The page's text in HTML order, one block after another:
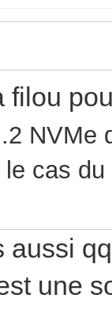
filou
NVMe
cas
aussi
une